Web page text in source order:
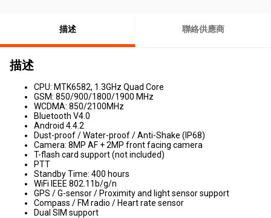
描述 聯絡供應商
描述
CPU: MTK6582, 1.3GHz Quad Core
GSM: 850/900/1800/1900 MHz
WCDMA: 850/2100MHz
Bluetooth V4.0
Android 4.4.2
Dust-proof / Water-proof / Anti-Shake (IP68)
Camera: 8MP AF + 2MP front facing camera
T-flash card support (not included)
PTT
Standby Time: 400 hours
WiFi IEEE 802.11b/g/n
GPS / G-sensor / Proximity and light sensor support
Compass / FM radio / Heart rate sensor
Dual SIM support